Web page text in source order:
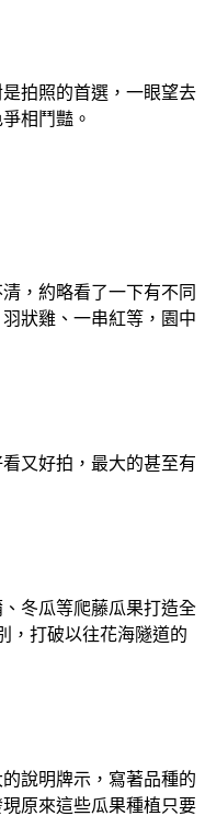
拍照的首選，一眼望去
相鬥豔。
，約略看了一下有不同
狀雞、一串紅等，園中
又好拍，最大的甚至有
冬瓜等爬藤瓜果打造全
，打破以往花海隧道的
說明牌示，寫著品種的
原來這些瓜果種植只要